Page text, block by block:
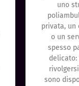
uno
privata, un
o un
spesso
delicato:
sono